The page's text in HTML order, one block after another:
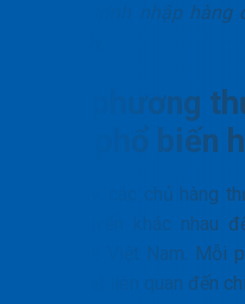
và quy trình nhập
Các phương
thất phổ biến
Hiện nay, các chủ hàng
vận chuyển khác nhau
về Việt Nam. Mỗi
riêng biệt liên quan đến